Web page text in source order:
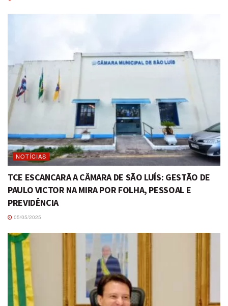
NOTÍCIAS
TCE ESCANCARA A CÂMARA DE SÃO LUÍS: GESTÃO DE
PAULO VICTOR NA MIRA POR FOLHA, PESSOAL E
PREVIDÊNCIA
05/05/2025